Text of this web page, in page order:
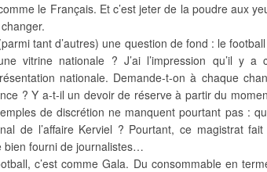
le Français. Et c’est jeter de la poudre aux
tant d’autres) une question de fond : le
vitrine nationale ? J’ai l’impression qu’il y a
nationale. Demande-t-on à chaque
? Y a-t-il un devoir de réserve à partir du
de discrétion ne manquent pourtant pas :
de l’affaire Kerviel ? Pourtant, ce magistrat
bien fourni de journalistes…
c’est comme Gala. Du consommable en